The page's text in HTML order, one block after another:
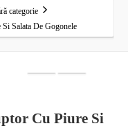
categorie
Salata De Gogonele
Cu Piure Si